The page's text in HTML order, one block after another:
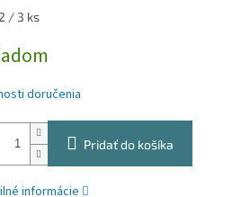
/ 3 ks
doručenia
Pridať do košíka
informácie